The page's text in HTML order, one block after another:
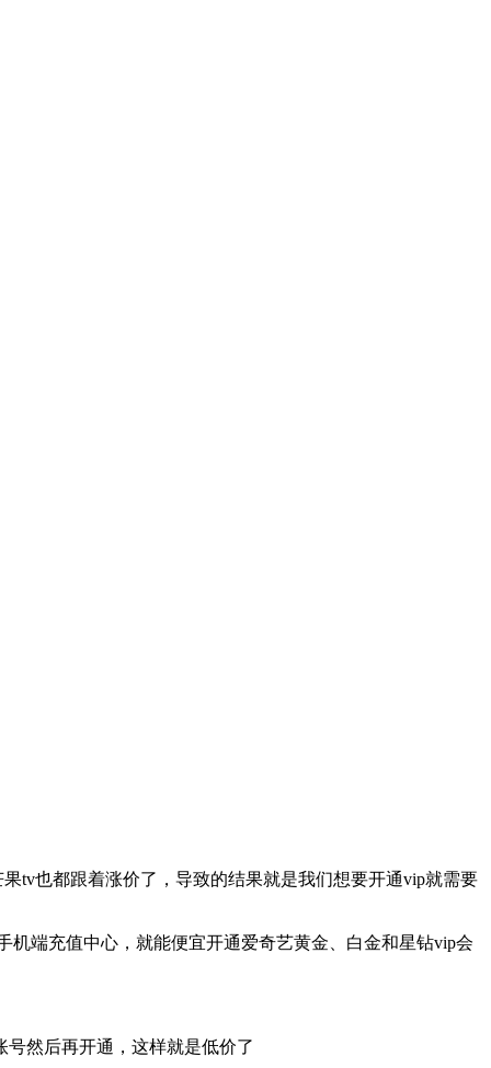
tv也都跟着涨价了，导致的结果就是我们想要开通vip就需要
端充值中心，就能便宜开通爱奇艺黄金、白金和星钻vip会
然后再开通，这样就是低价了